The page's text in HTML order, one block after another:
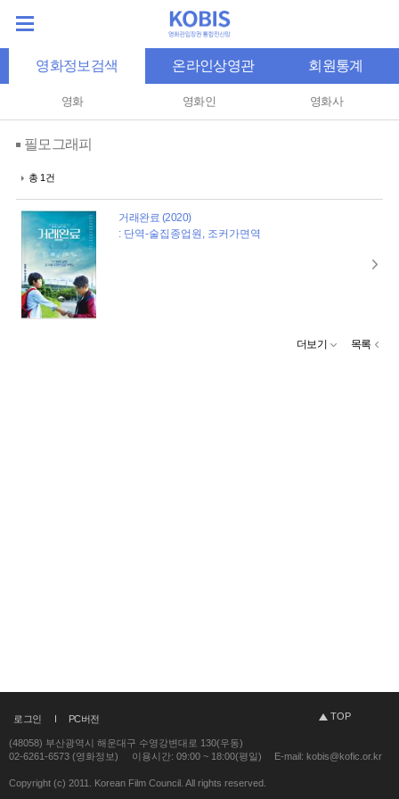
영화정보검색 온라인상영관 회원통계
영화 영화인 영화사
필모그래피
총 1건
거래완료 (2020)
: 단역-술집종업원, 조커가면역
더보기 목록
로그인 PC버전 TOP
(48058) 부산광역시 해운대구 수영강변대로 130(우동)
02-6261-6573 (영화정보)
이용시간: 09:00 ~ 18:00(평일) E-mail: kobis@kofic.or.kr
Copyright (c) 2011. Korean Film Council. All rights reserved.